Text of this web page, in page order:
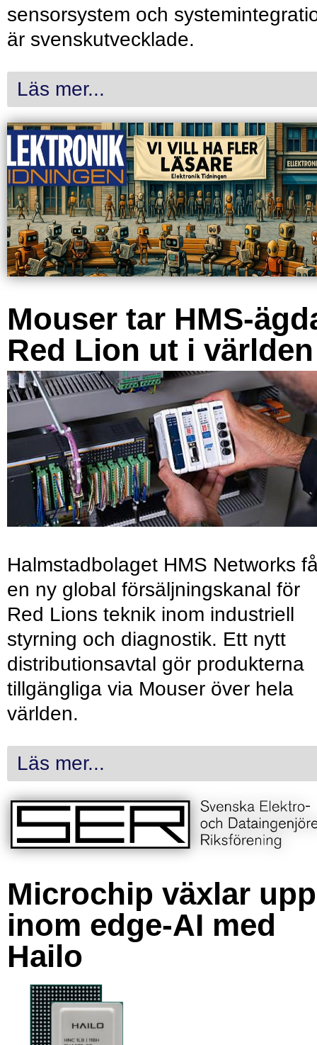
sensorsystem och
är svenskutvecklade.
Läs mer...
Mouser tar HMS-
Red Lion ut i världen
Halmstadbolaget HMS Networks
en ny global försäljningskanal för
Red Lions teknik inom industriell
styrning och diagnostik. Ett nytt
distributionsavtal gör produkterna
tillgängliga via Mouser över hela
världen.
Läs mer...
Microchip växlar upp
inom edge-AI med
Hailo